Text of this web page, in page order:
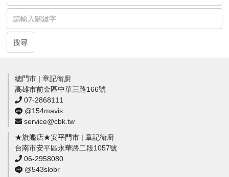
搜尋
總門市 | 章記衛廚
高雄市前金區中華三路166號
07-2868111
@154mavis
service@cbk.tw
★旗艦店★安平門市 | 章記衛廚
台南市安平區永華路二段1057號
06-2958080
@543slobr